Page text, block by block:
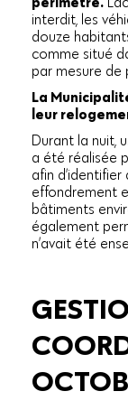
interdit, les
douze
comme situé
par mesure de
La
leur
Durant la nuit,
a été réalisée
afin d’identifier
effondrement
bâtiments
également
n’avait été